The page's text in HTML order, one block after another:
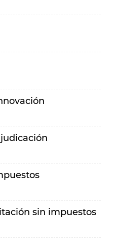
sin impuestos